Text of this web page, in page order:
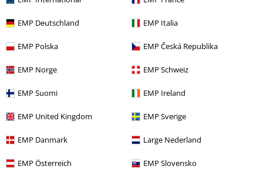
EMP Deutschland EMP Italia
EMP Polska EMP Česká Republika
EMP Norge EMP Schweiz
EMP Suomi EMP Ireland
EMP United Kingdom EMP Sverige
EMP Danmark Large Nederland
EMP Österreich EMP Slovensko